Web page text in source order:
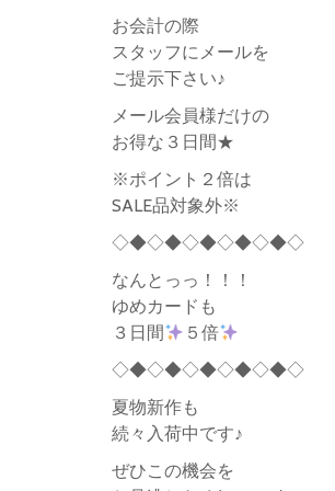
お会計の際
スタッフにメールを
ご提示下さい♪
メール会員様だけの
お得な３日間★
※ポイント２倍は
SALE品対象外※
◇◆◇◆◇◆◇◆◇◆◇
なんとっっ！！！
ゆめカードも
３日間
５倍
◇◆◇◆◇◆◇◆◇◆◇
夏物新作も
続々入荷中です♪
ぜひこの機会を